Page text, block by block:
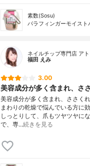
素数(Sosu)
パラフィンガーモイスト
ネイルチップ専門店 ア
福田 えみ
3.00
美容成分が多く含まれ、さ
美容成分が多く含まれ、ささく
まわりの乾燥で悩んでいる方に
しっとりして、爪もツヤツヤに
で、専…続きを見る